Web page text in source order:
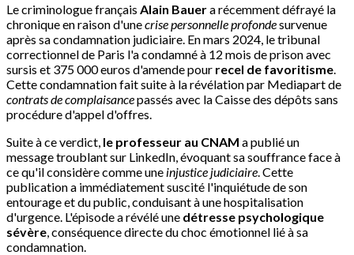
Le criminologue français Alain Bauera récemment défrayé la
chronique en raison d'unecrise personnelle profondesurvenue
après sa condamnation judiciaire. En mars 2024, le tribunal
correctionnel de Paris l'a condamné à 12 mois de prison avec
sursis et 375 000 euros d'amende pour recel de favoritisme.
Cette condamnation fait suite à la révélation par Mediapart de
contrats de complaisancepassés avec la Caisse des dépôts sans
procédure d'appel d'offres.
Suite à ce verdict, le professeur au CNAM a publié un
message troublant sur LinkedIn, évoquant sa souffrance face à
ce qu'il considère comme une injustice judiciaire. Cette
publication a immédiatement suscité l'inquiétude de son
entourage et du public, conduisant à une hospitalisation
d'urgence. L'épisode a révélé une détresse psychologique
sévère, conséquence directe du choc émotionnel lié à sa
condamnation.